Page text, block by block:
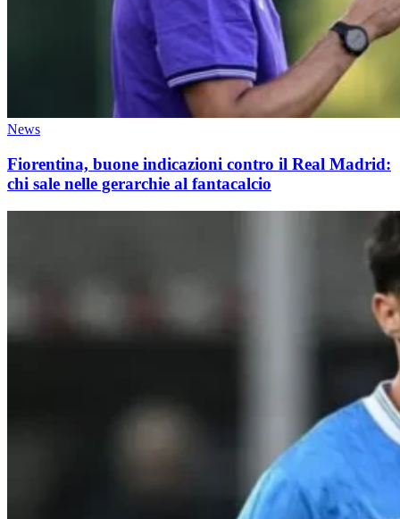
News
Fiorentina, buone indicazioni contro il Real Madrid:
chi sale nelle gerarchie al fantacalcio